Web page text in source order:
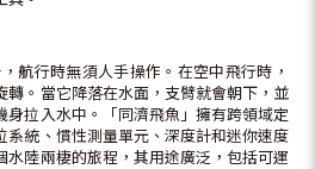
航行時無須人手操作。在空中飛行時，
轉。當它降落在水面，支臂就會朝下，並
身拉入水中。「同濟飛魚」擁有跨領域定
系統、慣性測量單元、深度計和迷你速度
水陸兩棲的旅程，其用途廣泛，包括可運